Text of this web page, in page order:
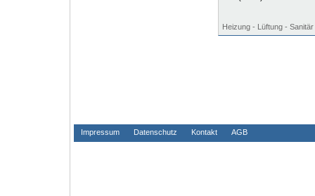
Heizung - Lüftung - Sanitär
Impressum Datenschutz Kontakt AGB